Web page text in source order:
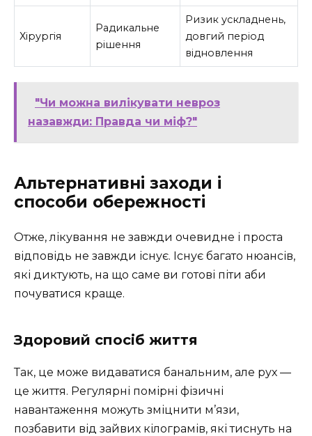
Хірургія
Радикальне
рішення
Ризик ускладнень,
довгий період
відновлення
"Чи можна вилікувати невроз
назавжди: Правда чи міф?"
Альтернативні заходи і
способи обережності
Отже, лікування не завжди очевидне і проста
відповідь не завжди існує. Існує багато нюансів,
які диктують, на що саме ви готові піти аби
почуватися краще.
Здоровий спосіб життя
Так, це може видаватися банальним, але рух —
це життя. Регулярні помірні фізичні
навантаження можуть зміцнити м’язи,
позбавити від зайвих кілограмів, які тиснуть на